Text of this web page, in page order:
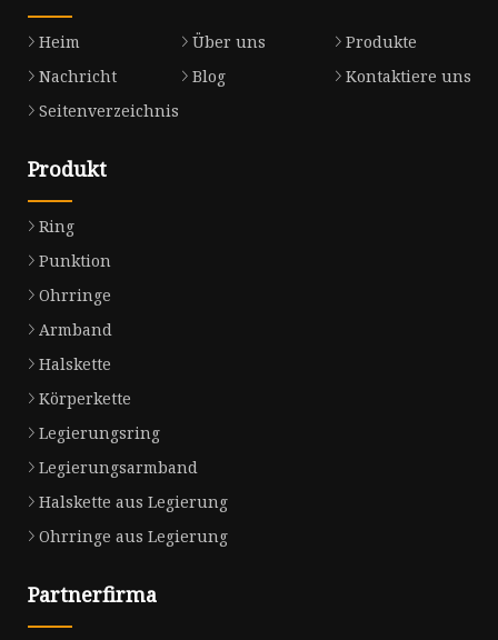
Heim Über uns
Produkte
Nachricht
Blog
Kontaktiere uns
Seitenverzeichnis
Produkt
Ring
Punktion
Ohrringe
Armband
Halskette
Körperkette
Legierungsring
Legierungsarmband
Halskette aus Legierung
Ohrringe aus Legierung
Partnerfirma